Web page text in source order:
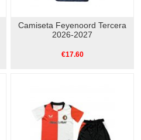
Camiseta Feyenoord Tercera
2026-2027
€17.60